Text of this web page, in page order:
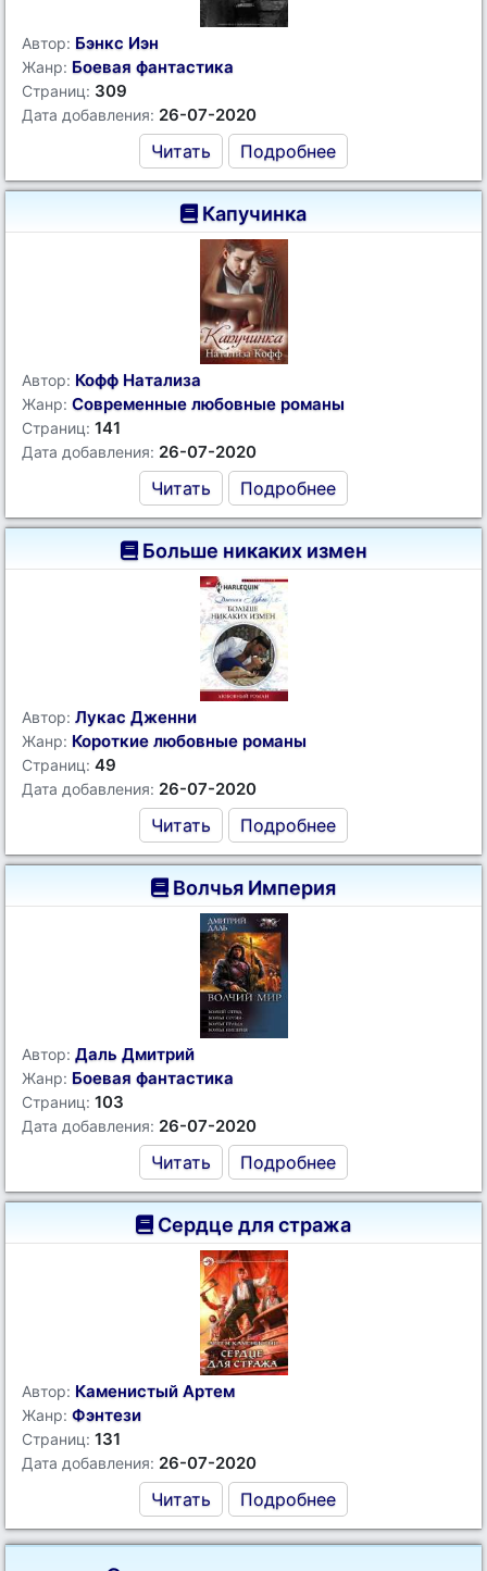
Автор: Бэнкс Иэн
Жанр: Боевая фантастика
Страниц: 309
Дата добавления: 26-07-2020
Читать Подробнее
Капучинка
Автор: Кофф Натализа
Жанр: Современные любовные романы
Страниц: 141
Дата добавления: 26-07-2020
Читать Подробнее
Больше никаких измен
Автор: Лукас Дженни
Жанр: Короткие любовные романы
Страниц: 49
Дата добавления: 26-07-2020
Читать Подробнее
Волчья Империя
Автор: Даль Дмитрий
Жанр: Боевая фантастика
Страниц: 103
Дата добавления: 26-07-2020
Читать Подробнее
Сердце для стража
Автор: Каменистый Артем
Жанр: Фэнтези
Страниц: 131
Дата добавления: 26-07-2020
Читать Подробнее